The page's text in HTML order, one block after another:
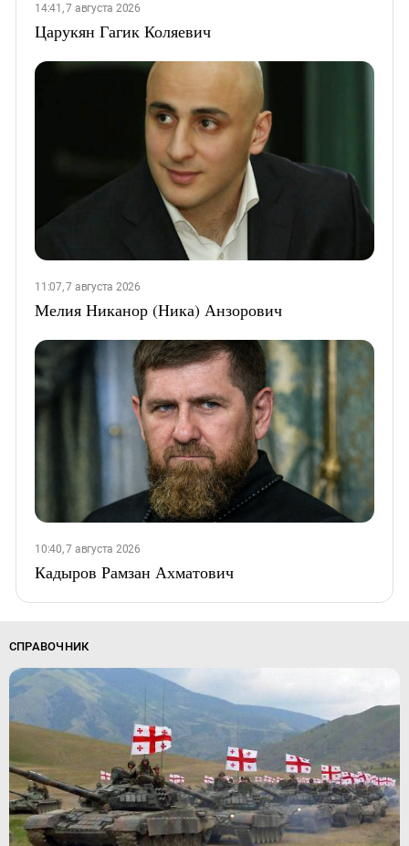
14:41, 7 августа 2026
Царукян Гагик Коляевич
11:07, 7 августа 2026
Мелия Никанор (Ника) Анзорович
10:40, 7 августа 2026
Кадыров Рамзан Ахматович
СПРАВОЧНИК